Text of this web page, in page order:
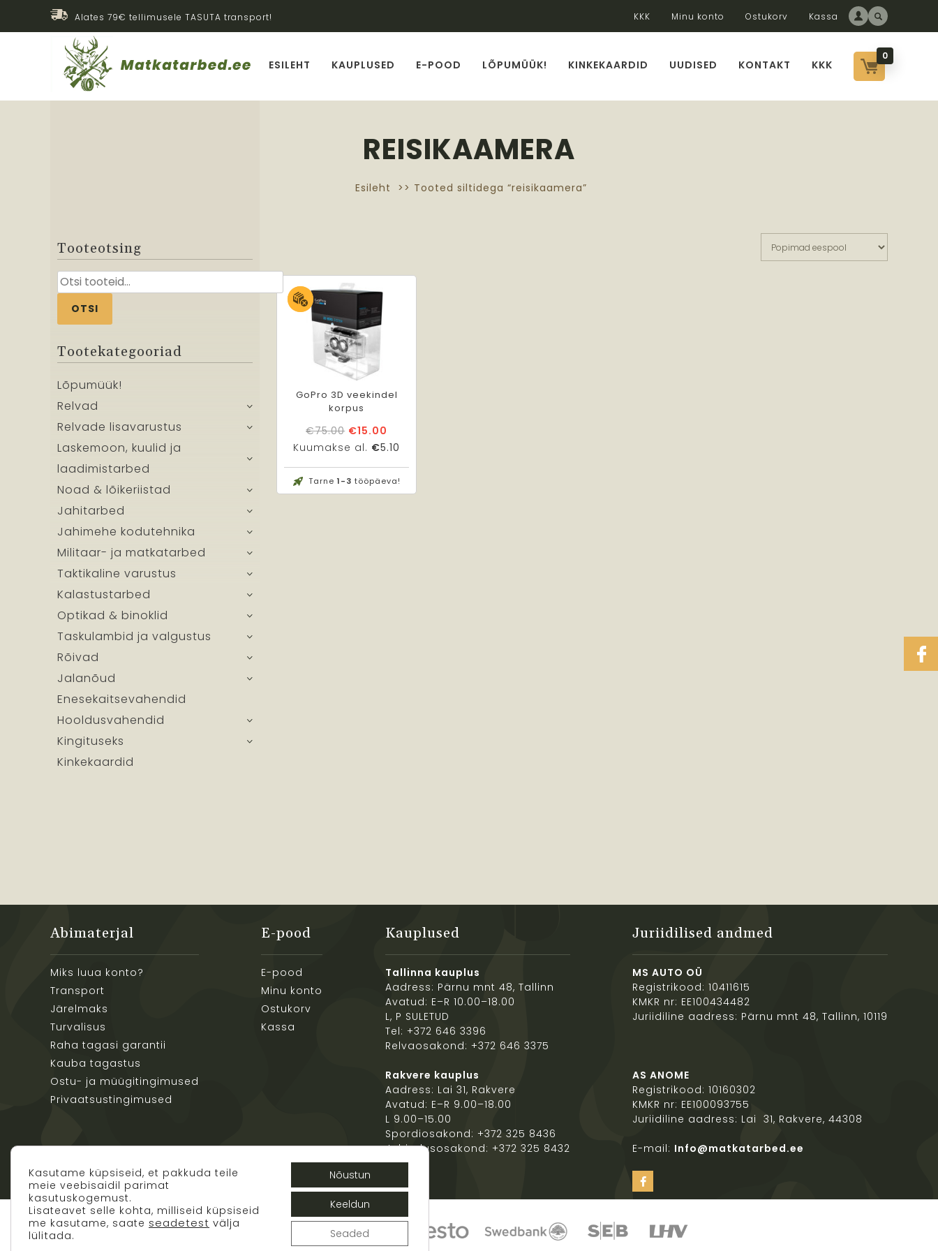
Alates 79€ tellimusele TASUTA transport! KKK Minu konto Ostukorv Kassa
ESILEHT KAUPLUSED E-POOD LÕPUMÜÜK! KINKEKAARDID UUDISED KONTAKT KKK
0
REISIKAAMERA
Esileht >> Tooted siltidega “reisikaamera”
GoPro 3D veekindel
korpus
€75.00 Algne
hind
€75.00.
€15.00
hind
€15.00.
Kuumakse al. €5.10
Tarne 1-3 tööpäeva!
Tooteotsing
Otsi:
OTSI
Tootekategooriad
Lõpumüük!
Relvad
Relvade lisavarustus
Laskemoon, kuulid ja
laadimistarbed
Noad & lõikeriistad
Jahitarbed
Jahimehe kodutehnika
Militaar- ja matkatarbed
Taktikaline varustus
Kalastustarbed
Optikad & binoklid
Taskulambid ja valgustus
Rõivad
Jalanõud
Enesekaitsevahendid
Hooldusvahendid
Kingituseks
Kinkekaardid
Abimaterjal
Miks luua konto?
Transport
Järelmaks
Turvalisus
Raha tagasi garantii
Kauba tagastus
Ostu- ja müügitingimused
Privaatsustingimused
E-pood
E-pood
Minu konto
Ostukorv
Kassa
Kauplused
Tallinna kauplus
Aadress: Pärnu mnt 48, Tallinn
Avatud: E–R 10.00–18.00
L, P SULETUD
Tel: +372 646 3396
Relvaosakond: +372 646 3375
Rakvere kauplus
Aadress: Lai 31, Rakvere
Avatud: E–R 9.00–18.00
L 9.00–15.00
Spordiosakond: +372 325 8436
Jahindusosakond: +372 325 8432
Juriidilised andmed
MS AUTO OÜ
Registrikood: 10411615
KMKR nr: EE100434482
Juriidiline aadress: Pärnu mnt 48, Tallinn, 10119
AS ANOME
Registrikood: 10160302
KMKR nr: EE100093755
Juriidiline aadress: Lai 31, Rakvere, 44308
E-mail: Info@matkatarbed.ee
Kasutame küpsiseid, et pakkuda teile
meie veebisaidil parimat
kasutuskogemust.
Lisateavet selle kohta, milliseid küpsiseid
me kasutame, saate seadetest välja
lülitada.
Nõustun
Keeldun
Seaded